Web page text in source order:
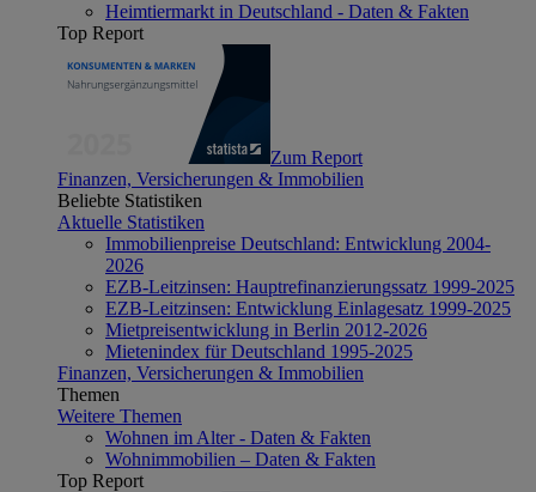
Heimtiermarkt in Deutschland - Daten & Fakten
Top Report
Zum Report
Finanzen, Versicherungen & Immobilien
Beliebte Statistiken
Aktuelle Statistiken
Immobilienpreise Deutschland: Entwicklung 2004-
2026
EZB-Leitzinsen: Hauptrefinanzierungssatz 1999-2025
EZB-Leitzinsen: Entwicklung Einlagesatz 1999-2025
Mietpreisentwicklung in Berlin 2012-2026
Mietenindex für Deutschland 1995-2025
Finanzen, Versicherungen & Immobilien
Themen
Weitere Themen
Wohnen im Alter - Daten & Fakten
Wohnimmobilien – Daten & Fakten
Top Report